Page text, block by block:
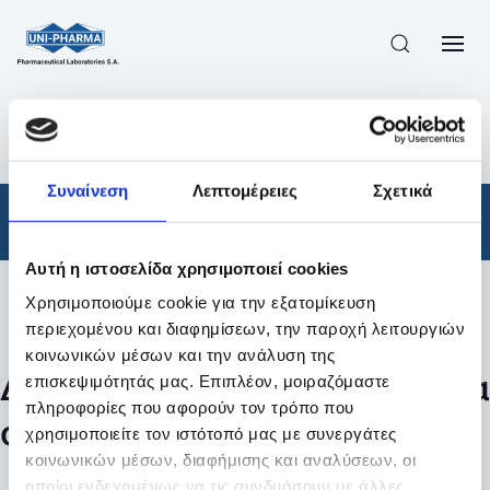
Συναίνεση Λεπτομέρειες Σχετικά
Αυτή η ιστοσελίδα χρησιμοποιεί cookies
Χρησιμοποιούμε cookie για την εξατομίκευση
περιεχομένου και διαφημίσεων, την παροχή λειτουργιών
κοινωνικών μέσων και την ανάλυση της
επισκεψιμότητάς μας. Επιπλέον, μοιραζόμαστε
πληροφορίες που αφορούν τον τρόπο που
χρησιμοποιείτε τον ιστότοπό μας με συνεργάτες
κοινωνικών μέσων, διαφήμισης και αναλύσεων, οι
οποίοι ενδεχομένως να τις συνδυάσουν με άλλες
ΠΡΟΪΟΝΤΑ ΣΥΝΤΑΓΟΓΡΑΦΟΎΜΕΝΑ
/
ΑΠΟΤΕΛΕΣΜΑΤΑ ΑΝΑΖΗΤΗΣΗΣ
Φάρμακα / Συνταγογραφούμενα
Φίλτρα
Δεν βρέθηκαν προϊόντα με τα
συγκεκριμένα φίλτρα